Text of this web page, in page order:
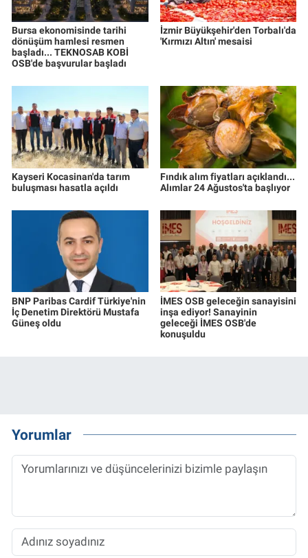
Bursa ekonomisinde tarihi
dönüşüm hamlesi resmen
başladı... TEKNOSAB KOBİ
OSB'de başvurular başladı
İzmir Büyükşehir'den Torbalı'da
'Kırmızı Altın' mesaisi
Kayseri Kocasinan'da tarım
buluşması hasatla açıldı
Fındık alım fiyatları açıklandı...
Alımlar 24 Ağustos'ta başlıyor
BNP Paribas Cardif Türkiye'nin
İç Denetim Direktörü Mustafa
Güneş oldu
İMES OSB geleceğin sanayisini
inşa ediyor! Sanayinin
geleceği İMES OSB'de
konuşuldu
Yorumlar